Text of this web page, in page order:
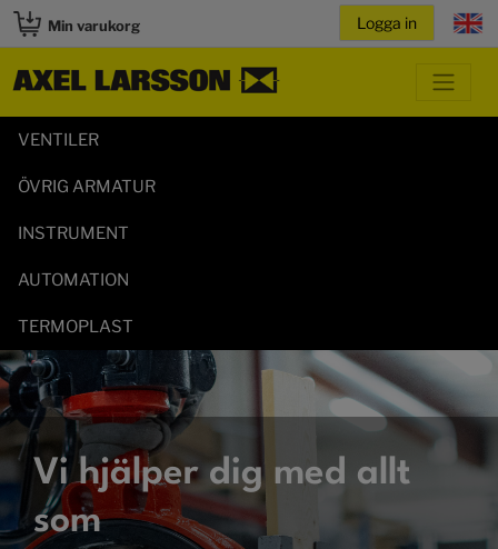
Min varukorg
VENTILER
ÖVRIG ARMATUR
INSTRUMENT
AUTOMATION
TERMOPLAST
Vi hjälper dig med allt
som